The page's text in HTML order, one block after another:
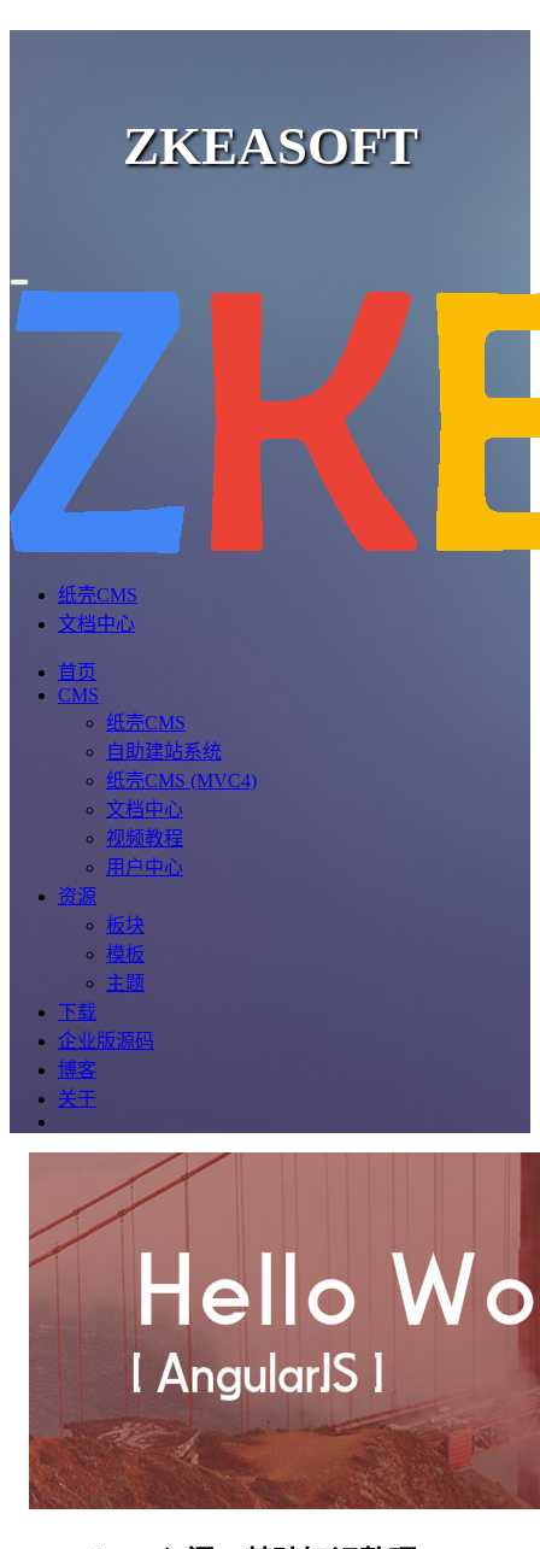
ZKEASOFT
纸壳CMS
文档中心
首页
CMS
纸壳CMS
自助建站系统
纸壳CMS (MVC4)
文档中心
视频教程
用户中心
资源
板块
模板
主题
下载
企业版源码
博客
关于